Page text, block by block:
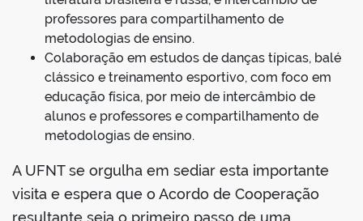
professores para compartilhamento de
metodologias de ensino.
Colaboração em estudos de danças típicas, balé
clássico e treinamento esportivo, com foco em
educação física, por meio de intercâmbio de
alunos e professores e compartilhamento de
metodologias de ensino.
A UFNT se orgulha em sediar esta importante
visita e espera que o Acordo de Cooperação